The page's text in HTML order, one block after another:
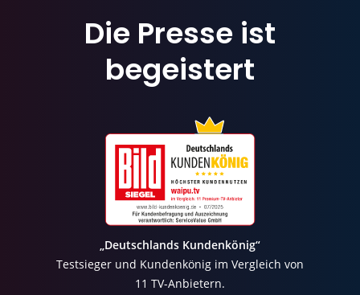
Die Presse ist
begeistert
„Deutschlands Kundenkönig“
Testsieger und Kundenkönig im Vergleich von
11 TV-Anbietern.